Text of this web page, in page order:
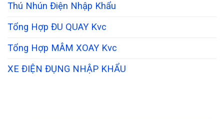
Thú Nhún Điện Nhập Khẩu
Tổng Hợp ĐU QUAY Kvc
Tổng Hợp MÂM XOAY Kvc
XE ĐIỆN ĐỤNG NHẬP KHẨU